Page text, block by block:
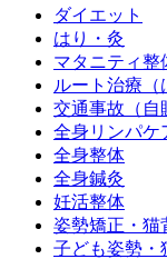
ダイエット
はり・灸
マタニティ整
ルート治療（
交通事故（自
全身リンパケ
全身整体
全身鍼灸
妊活整体
姿勢矯正・猫
子ども姿勢・